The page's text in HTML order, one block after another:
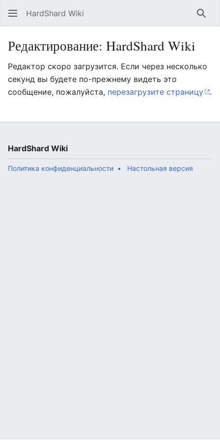
HardShard Wiki
Редактирование: HardShard Wiki
Редактор скоро загрузится. Если через несколько
секунд вы будете по-прежнему видеть это
сообщение, пожалуйста, перезагрузите страницу .
HardShard Wiki
Политика конфиденциальности Настольная версия